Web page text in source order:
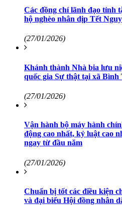
Các đồng chí lãnh đạo tỉnh
hộ nghèo nhân dịp Tết
(27/01/2026)
Khánh thành Nhà bia lưu
quốc gia Sự thật tại xã Bình
(27/01/2026)
Vận hành bộ máy hành
động cao nhất, kỷ luật cao
ngay từ đầu năm
(27/01/2026)
Chuẩn bị tốt các điều kiện
và đại biểu Hội đồng nhân